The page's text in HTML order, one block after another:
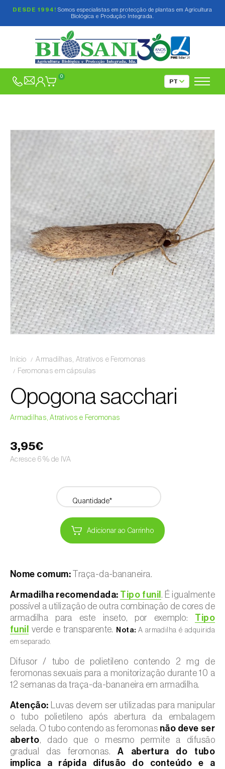
DESDE 1994! Somos especialistas em protecção de plantas em Agricultura
Biológica e Produção Integrada.
0
Início
Armadilhas, Atrativos e Feromonas
Feromonas em cápsulas
Opogona sacchari
Armadilhas, Atrativos e Feromonas
3,95€
Acresce 6% de IVA
Quantidade*
Adicionar ao Carrinho
Nome comum:Traça-da-bananeira.
Armadilha recomendada: Tipo funil . É igualmente
possível a utilização de outra combinação de cores de
armadilha para este inseto, por exemplo: Tipo
funil
verde e transparente. Nota: A armadilha é adquirida
em separado.
Difusor / tubo de polietileno contendo 2 mg de
feromonas sexuais para a monitorização durante 10 a
12 semanas da traça-da-bananeira em armadilha.
Atenção: Luvas devem ser utilizadas para manipular
o tubo polietileno após abertura da embalagem
selada. O tubo contendo as feromonas não deve ser
aberto, dado que o mesmo permite a difusão
gradual das feromonas.A abertura do tubo
implica a rápida difusão do conteúdo e a